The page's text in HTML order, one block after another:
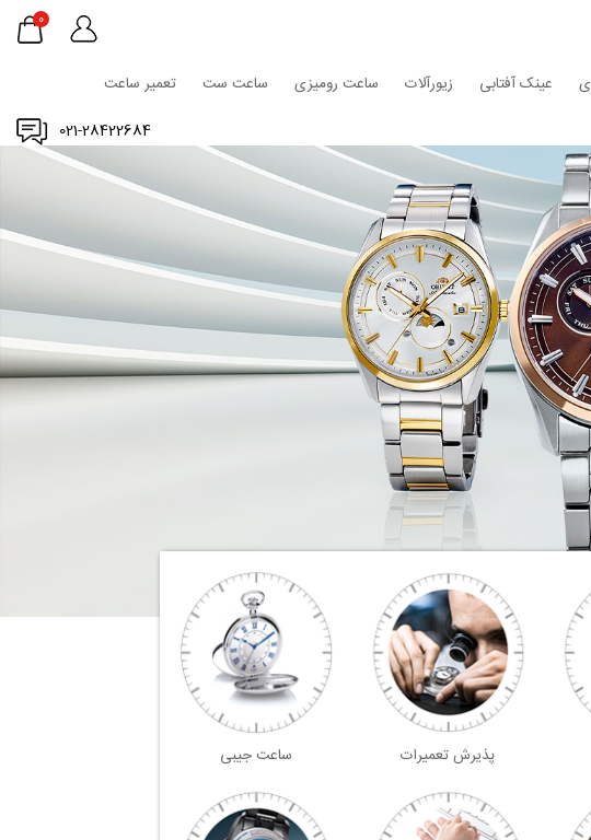
0
عینک آفتابی زیورآلات ساعت رومیزی ساعت ست
تعمیر ساعت
021-28422684
پذیرش تعمیرات ساعت جیبی